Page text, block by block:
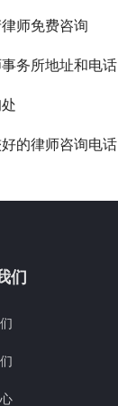
师免费咨询
务所地址和电话
的律师咨询电话
们